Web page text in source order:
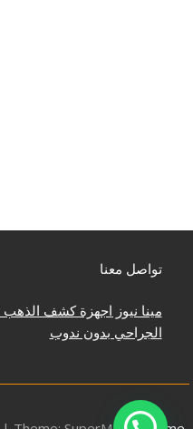
تواصل معنا
مينا نيوز اجهزة كشف الذهب
الجراحي بدون ندوب